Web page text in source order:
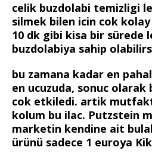
celik buzdolabi temizligi
silmek bilen icin cok
10 dk gibi kisa bir sürede
buzdolabiya sahip
bu zamana kadar en
en ucuzuda, sonuc olarak
cok etkiledi. artik
kolum bu ilac. Putzstein
marketin kendine ait
ürünü sadece 1 euroya